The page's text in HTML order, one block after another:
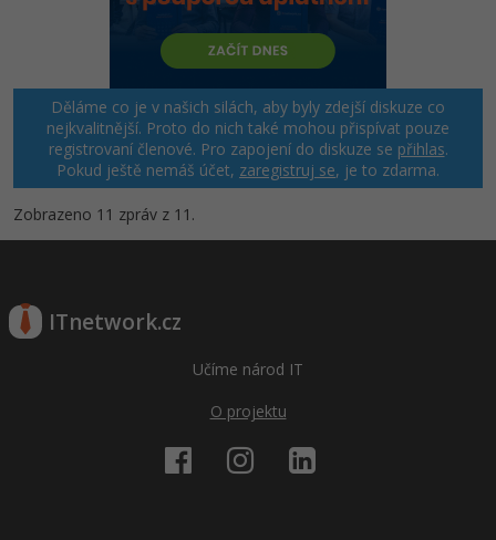
Děláme co je v našich silách, aby byly zdejší diskuze co
nejkvalitnější. Proto do nich také mohou přispívat pouze
registrovaní členové. Pro zapojení do diskuze se přihlas.
Pokud ještě nemáš účet, zaregistruj se, je to zdarma.
Zobrazeno 11 zpráv z 11.
ITnetwork.cz
Učíme národ IT
O projektu